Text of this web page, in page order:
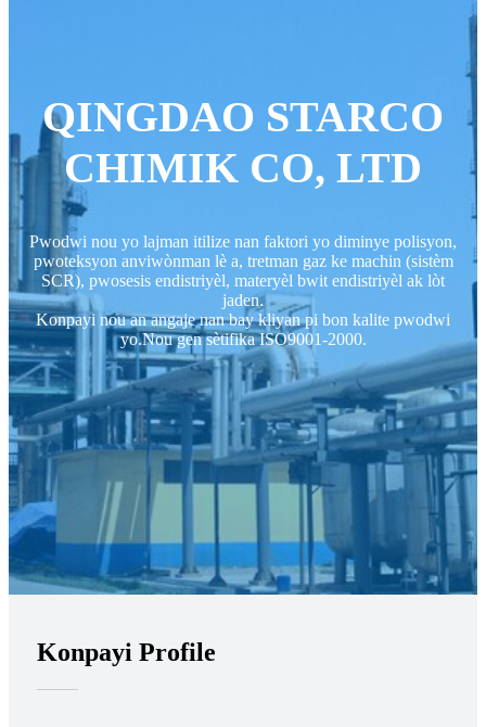
QINGDAO STARCO
CHIMIK CO, LTD
Pwodwi nou yo lajman itilize nan faktori yo diminye polisyon,
pwoteksyon anviwònman lè a, tretman gaz ke machin (sistèm
SCR), pwosesis endistriyèl, materyèl bwit endistriyèl ak lòt
jaden.
Konpayi nou an angaje nan bay kliyan pi bon kalite pwodwi
yo.Nou gen sètifika ISO9001-2000.
Konpayi Profile